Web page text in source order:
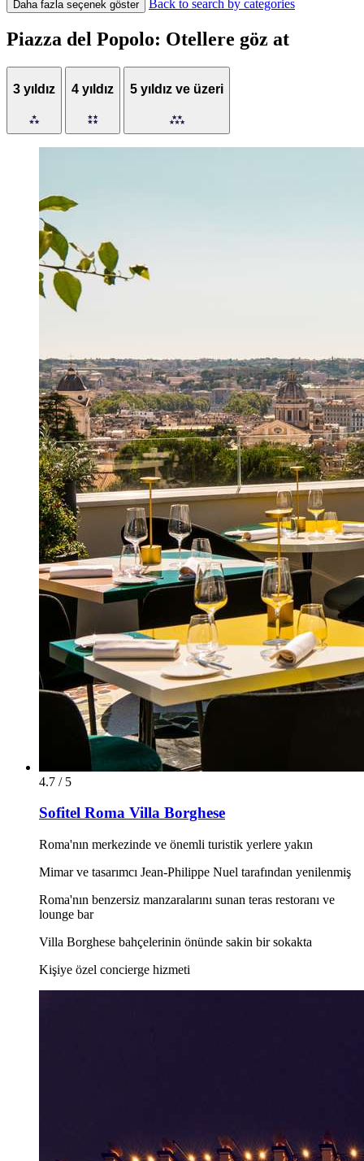
Daha fazla seçenek göster Back to search by categories
Piazza del Popolo: Otellere göz at
3 yıldız 4 yıldız 5 yıldız ve üzeri
4.7 / 5
Sofitel Roma Villa Borghese
Roma'nın merkezinde ve önemli turistik yerlere yakın
Mimar ve tasarımcı Jean-Philippe Nuel tarafından yenilenmiş
Roma'nın benzersiz manzaralarını sunan teras restoranı ve
lounge bar
Villa Borghese bahçelerinin önünde sakin bir sokakta
Kişiye özel concierge hizmeti